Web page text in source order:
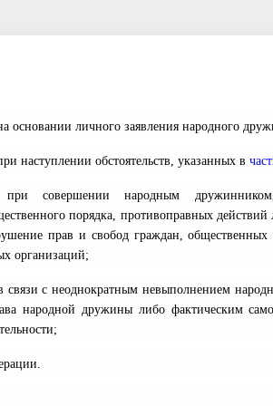
малого и среднего
Аукционы
учреждения
безопасность
основании личного заявления народного
наступлении обстоятельств, указанных в
совершении народным
порядка, противоправных
прав и свобод граждан,
организаций;
связи с неоднократным невыполнением
народной дружины либо фактическим